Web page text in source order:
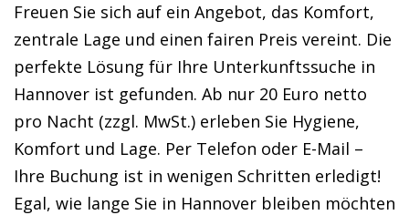
Freuen Sie sich auf ein Angebot, das Komfort,
zentrale Lage und einen fairen Preis vereint. Die
perfekte Lösung für Ihre Unterkunftssuche in
Hannover ist gefunden. Ab nur 20 Euro netto
pro Nacht (zzgl. MwSt.) erleben Sie Hygiene,
Komfort und Lage. Per Telefon oder E-Mail –
Ihre Buchung ist in wenigen Schritten erledigt!
Egal, wie lange Sie in Hannover bleiben möchten